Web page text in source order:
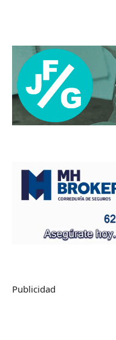
Publicidad